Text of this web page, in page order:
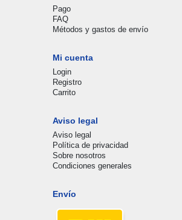
Pago
FAQ
Métodos y gastos de envío
Mi cuenta
Login
Registro
Carrito
Aviso legal
Aviso legal
Política de privacidad
Sobre nosotros
Condiciones generales
Envío